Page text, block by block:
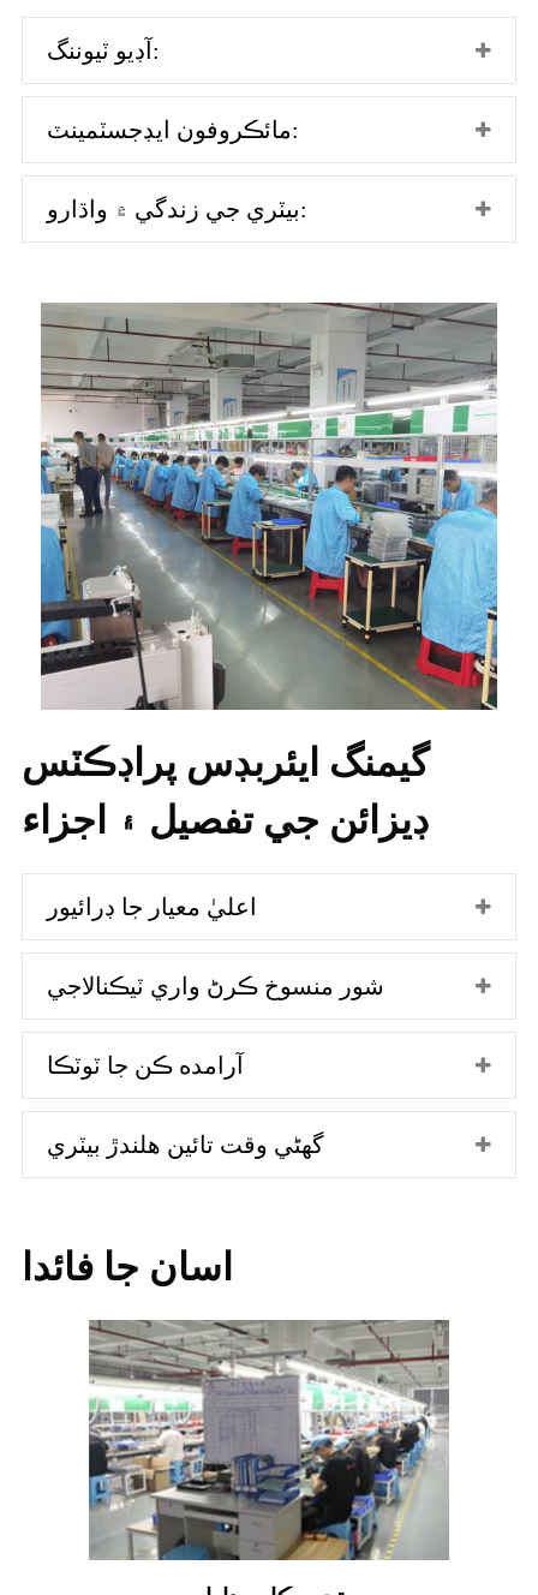
آڊيو ٽيوننگ:
مائڪروفون ايڊجسٽمينٽ:
بيٽري جي زندگي ۾ واڌارو:
گيمنگ ايئربڊس پراڊڪٽس
ڊيزائن جي تفصيل ۽ اجزاء
اعليٰ معيار جا ڊرائيور
شور منسوخ ڪرڻ واري ٽيڪنالاجي
آرامده ڪن جا ٽوٽڪا
گهڻي وقت تائين هلندڙ بيٽري
اسان جا فائدا